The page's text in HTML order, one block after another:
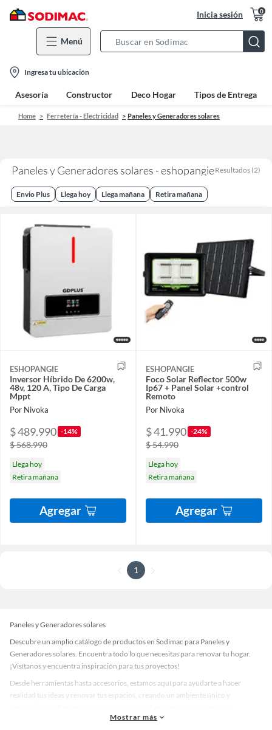
Inicia sesión 0
Menú
Bar
location-
icon
Ingresa tu ubicación
Asesoría Constructor Deco Hogar Tipos de Entrega
Home Ferretería - Electricidad Paneles y Generadores solares
Paneles y Generadores solares - eshopangieResultados (2)
Envio Plus Llega hoy Llega mañana Retira mañana
ESHOPANGIE
Inversor Híbrido De 6200w,
48v, 120 A, Tipo De Carga
Mppt
Por Nivoka
$ 489.990 -14%
$ 568.990
Llega hoy
Retira mañana
Agregar
ESHOPANGIE
Foco Solar Reflector 500w
Ip67 + Panel Solar +control
Remoto
Por Nivoka
$ 41.990 -24%
$ 54.990
Llega hoy
Retira mañana
Agregar
1
Paneles y Generadores solares
Descubre un amplio catálogo de productos en Sodimac para Paneles y
Generadores solares. Encuentra todo lo que necesitas para renovar tu hogar.
¡Visítanos y encuentra inspiración para tus proyectos!
Desde herramientas hasta accesorios, estamos aquí para ayudarte a hacer
realidad tus ideas y renovar tus espacios, creando un ambiente único y
accesorios de calidad que te ayudarán a crear un espacio más tú.
Mostrar más